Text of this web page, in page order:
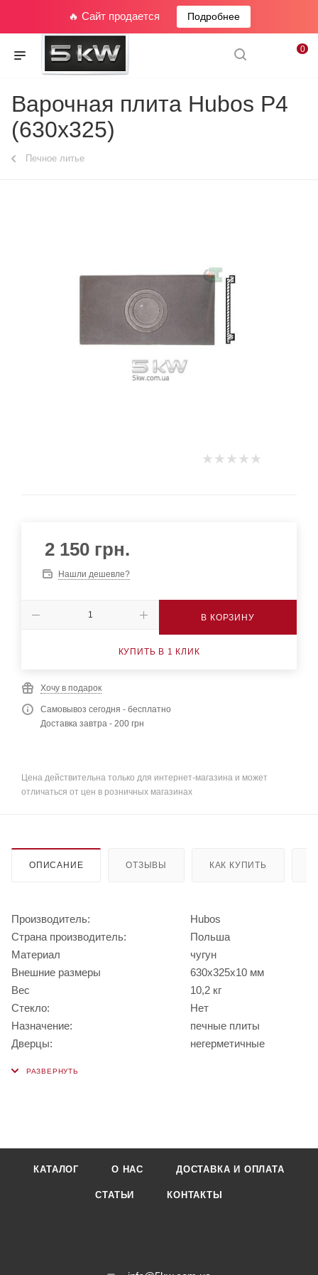
🔥 Сайт продается Подробнее
0
Варочная плита Hubos P4
(630x325)
Печное литье
2 150 грн.
Нашли дешевле?
В КОРЗИНУ
КУПИТЬ В 1 КЛИК
Хочу в подарок
Самовывоз сегодня - бесплатно
Доставка завтра - 200 грн
Цена действительна только для интернет-магазина и может
отличаться от цен в розничных магазинах
ОПИСАНИЕ ОТЗЫВЫ КАК КУПИТЬ
Производитель:
Hubos
Страна производитель:
Польша
Материал
чугун
Внешние размеры
630x325x10 мм
Вес
10,2 кг
Стекло:
Нет
Назначение:
печные плиты
Дверцы:
негерметичные
КАТАЛОГ О НАС ДОСТАВКА И ОПЛАТА
СТАТЬИ КОНТАКТЫ